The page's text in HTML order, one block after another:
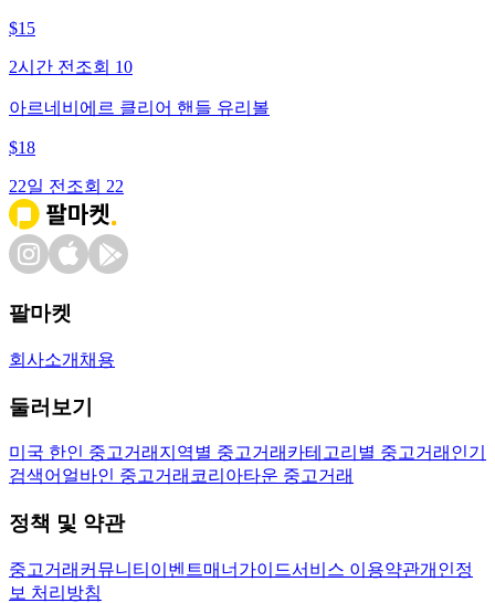
$15
2시간 전 조회 10
아르네비에르 클리어 핸들 유리볼
$18
22일 전 조회 22
팔마켓
회사소개 채용
둘러보기
미국 한인 중고거래 지역별 중고거래 카테고리별 중고거래 인기
검색어 얼바인 중고거래 코리아타운 중고거래
정책 및 약관
중고거래 커뮤니티 이벤트매너가이드서비스 이용약관개인정
보 처리방침